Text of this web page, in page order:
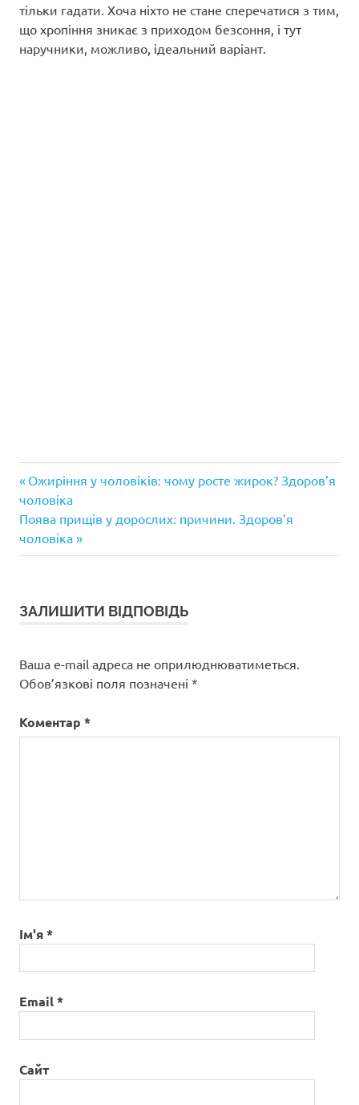
тільки гадати. Хоча ніхто не стане сперечатися з тим,
що хропіння зникає з приходом безсоння, і тут
наручники, можливо, ідеальний варіант.
Храп
Чоловік
Навігація
записів
Попередній
запис:
Ожиріння у чоловіків: чому росте жирок? Здоров’я
чоловіка
Наступний
запис:
Поява прищів у дорослих: причини. Здоров’я
чоловіка
ЗАЛИШИТИ ВІДПОВІДЬ
Ваша e-mail адреса не оприлюднюватиметься.
Обов’язкові поля позначені *
Коментар *
Ім'я*
Email*
Сайт